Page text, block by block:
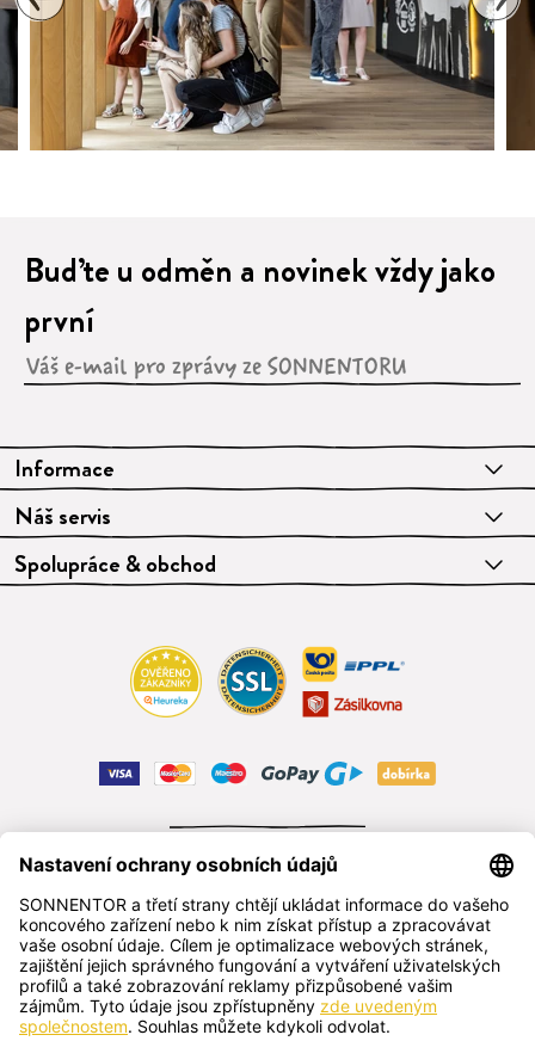
Informace
Náš servis
Spolupráce & obchod
Buďte u odměn a novinek vždy jako
první
čeština
SONNENTOR s.r.o.
Příhon 943, 696 15 Čejkovice, Česká republika
+420 518 362 687 sonnentor@sonnentor.cz